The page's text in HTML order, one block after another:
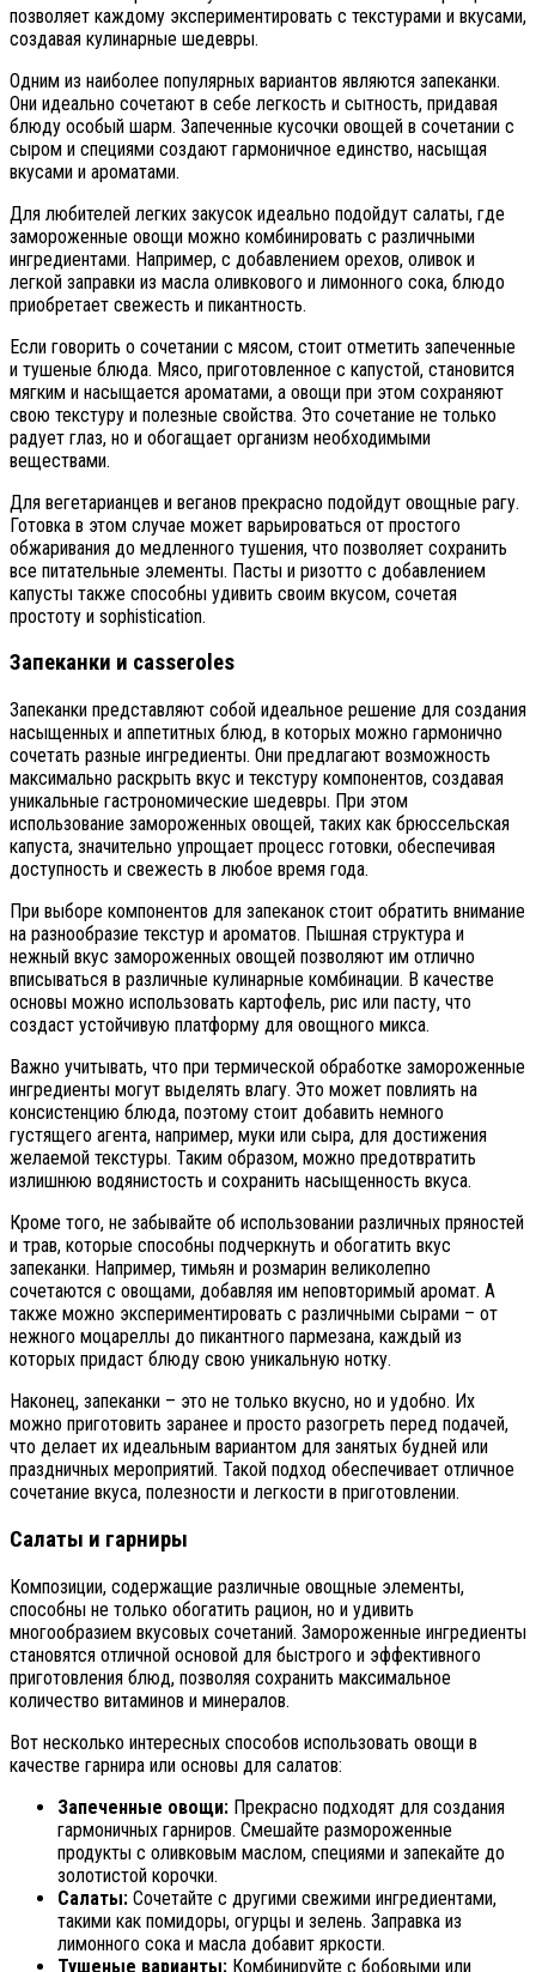
позволяет каждому экспериментировать с текстурами и вкусами,
создавая кулинарные шедевры.
Одним из наиболее популярных вариантов являются запеканки.
Они идеально сочетают в себе легкость и сытность, придавая
блюду особый шарм. Запеченные кусочки овощей в сочетании с
сыром и специями создают гармоничное единство, насыщая
вкусами и ароматами.
Для любителей легких закусок идеально подойдут салаты, где
замороженные овощи можно комбинировать с различными
ингредиентами. Например, с добавлением орехов, оливок и
легкой заправки из масла оливкового и лимонного сока, блюдо
приобретает свежесть и пикантность.
Если говорить о сочетании с мясом, стоит отметить запеченные
и тушеные блюда. Мясо, приготовленное с капустой, становится
мягким и насыщается ароматами, а овощи при этом сохраняют
свою текстуру и полезные свойства. Это сочетание не только
радует глаз, но и обогащает организм необходимыми
веществами.
Для вегетарианцев и веганов прекрасно подойдут овощные рагу.
Готовка в этом случае может варьироваться от простого
обжаривания до медленного тушения, что позволяет сохранить
все питательные элементы. Пасты и ризотто с добавлением
капусты также способны удивить своим вкусом, сочетая
простоту и sophistication.
Запеканки и casseroles
Запеканки представляют собой идеальное решение для создания
насыщенных и аппетитных блюд, в которых можно гармонично
сочетать разные ингредиенты. Они предлагают возможность
максимально раскрыть вкус и текстуру компонентов, создавая
уникальные гастрономические шедевры. При этом
использование замороженных овощей, таких как брюссельская
капуста, значительно упрощает процесс готовки, обеспечивая
доступность и свежесть в любое время года.
При выборе компонентов для запеканок стоит обратить внимание
на разнообразие текстур и ароматов. Пышная структура и
нежный вкус замороженных овощей позволяют им отлично
вписываться в различные кулинарные комбинации. В качестве
основы можно использовать картофель, рис или пасту, что
создаст устойчивую платформу для овощного микса.
Важно учитывать, что при термической обработке замороженные
ингредиенты могут выделять влагу. Это может повлиять на
консистенцию блюда, поэтому стоит добавить немного
густящего агента, например, муки или сыра, для достижения
желаемой текстуры. Таким образом, можно предотвратить
излишнюю водянистость и сохранить насыщенность вкуса.
Кроме того, не забывайте об использовании различных пряностей
и трав, которые способны подчеркнуть и обогатить вкус
запеканки. Например, тимьян и розмарин великолепно
сочетаются с овощами, добавляя им неповторимый аромат. А
также можно экспериментировать с различными сырами – от
нежного моцареллы до пикантного пармезана, каждый из
которых придаст блюду свою уникальную нотку.
Наконец, запеканки – это не только вкусно, но и удобно. Их
можно приготовить заранее и просто разогреть перед подачей,
что делает их идеальным вариантом для занятых будней или
праздничных мероприятий. Такой подход обеспечивает отличное
сочетание вкуса, полезности и легкости в приготовлении.
Салаты и гарниры
Композиции, содержащие различные овощные элементы,
способны не только обогатить рацион, но и удивить
многообразием вкусовых сочетаний. Замороженные ингредиенты
становятся отличной основой для быстрого и эффективного
приготовления блюд, позволяя сохранить максимальное
количество витаминов и минералов.
Вот несколько интересных способов использовать овощи в
качестве гарнира или основы для салатов:
Запеченные овощи: Прекрасно подходят для создания
гармоничных гарниров. Смешайте размороженные
продукты с оливковым маслом, специями и запекайте до
золотистой корочки.
Салаты: Сочетайте с другими свежими ингредиентами,
такими как помидоры, огурцы и зелень. Заправка из
лимонного сока и масла добавит яркости.
Тушеные варианты: Комбинируйте с бобовыми или